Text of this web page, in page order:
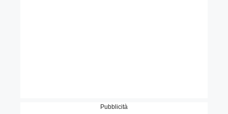
Pubblicità